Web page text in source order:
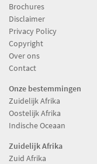
Brochures
Disclaimer
Privacy Policy
Copyright
Over ons
Contact
Onze bestemmingen
Zuidelijk Afrika
Oostelijk Afrika
Indische Oceaan
Zuidelijk Afrika
Zuid Afrika